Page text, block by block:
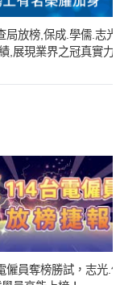
局放榜,保成.學儒.志光
,展現業界之冠真實力
僱員奪榜勝試，志光.